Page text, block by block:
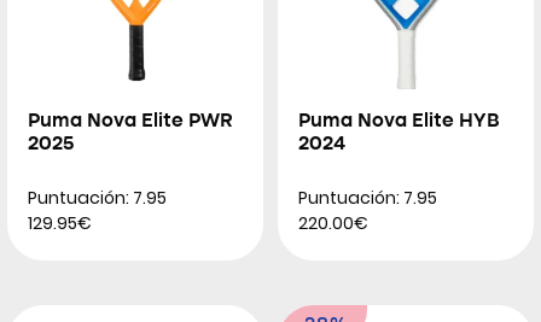
Puma Nova Elite PWR
2025
Puntuación: 7.95
129.95€
Puma Nova Elite HYB
2024
Puntuación: 7.95
220.00€